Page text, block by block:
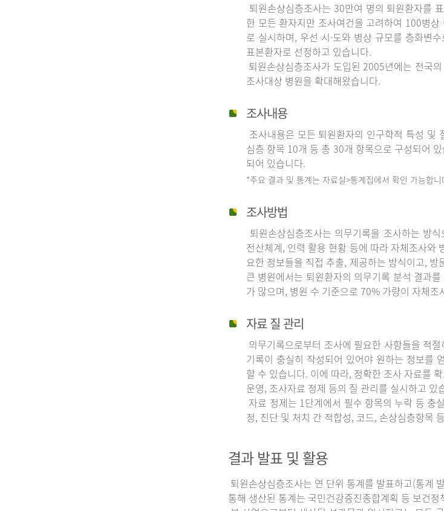
퇴원손상심층조사는 30만여 명의 퇴원환자를
한 모든 환자지만 조사여건을 고려하여 100병
로 실시하며, 우선 시·도와 병상 규모를 층화변
표본환자로 선정하고 있습니다.
퇴원손상심층조사가 도입된 2005년에는 전국
조사대상 병원을 확대해왔습니다.
조사내용
조사내용은 모든 퇴원환자의 인구학적 특성 및
심층 항목 10개 등 총 30개 항목으로 구성되어
되어 있습니다.
*주요 결과 및 통계는 자료실>통계집에서 확인 가능합니
조사방법
퇴원손상심층조사는 의무기록을 조사하는 방
전산체계, 인력 활용 현황 등에 따라 자체조사와
요한 정보들을 직접 추출, 제공하는 방식이고,
큰 병원에서는 퇴원환자의 의무기록 분석 결과
가 많으며, 병원 수 기준으로 70% 가량이 자체
자료 질 관리
의무기록으로부터 조사에 필요한 사항들을 적
기록이 충실히 작성되어 있어야 원하는 정보를
할 수 있습니다. 이에 따라, 정확한 조사 자료를
운영, 조사자료 정제 등의 질 관리를 실시하고 있
자료 정제는 1단계에서 필수 항목의 누락 등 충
정, 진단 및 처치 간 적합성, 코드, 손상심층항목
결과 발표 및 활용
퇴원손상심층조사는 연 단위 통계를 발표하고(통계
통해 생산된 통계는 국민건강증진종합계획 등 보건